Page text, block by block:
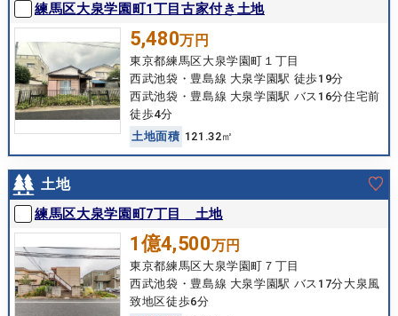
練馬区大泉学園町1丁目古家付き土地
5,480万円
東京都練馬区大泉学園町１丁目
西武池袋・豊島線 大泉学園駅 徒歩19分
西武池袋・豊島線 大泉学園駅 バス16分住宅前
徒歩4分
土地面積 121.32㎡
土地
練馬区大泉学園町7丁目 土地
1億4,500万円
東京都練馬区大泉学園町７丁目
西武池袋・豊島線 大泉学園駅 バス17分大泉風
致地区徒歩6分